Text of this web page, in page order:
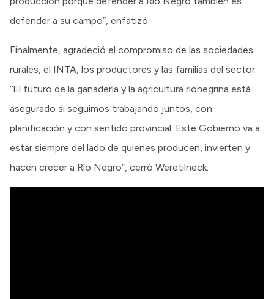
defender a su campo”, enfatizó.
Finalmente, agradeció el compromiso de las sociedades
rurales, el INTA, los productores y las familias del sector.
“El futuro de la ganadería y la agricultura rionegrina está
asegurado si seguimos trabajando juntos, con
planificación y con sentido provincial. Este Gobierno va a
estar siempre del lado de quienes producen, invierten y
hacen crecer a Río Negro”, cerró Weretilneck.